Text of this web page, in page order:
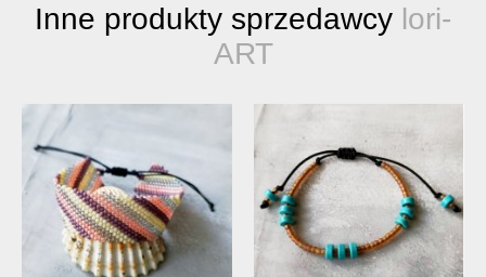
Inne produkty sprzedawcy lori-
ART